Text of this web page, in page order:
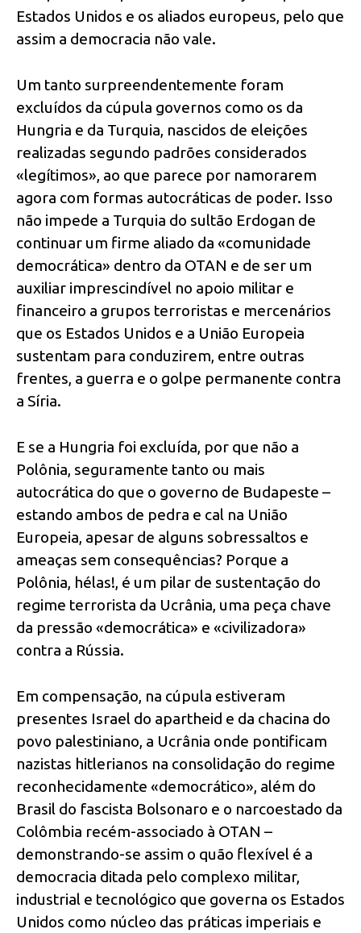
Estados Unidos e os aliados europeus, pelo que
assim a democracia não vale.
Um tanto surpreendentemente foram
excluídos da cúpula governos como os da
Hungria e da Turquia, nascidos de eleições
realizadas segundo padrões considerados
«legítimos», ao que parece por namorarem
agora com formas autocráticas de poder. Isso
não impede a Turquia do sultão Erdogan de
continuar um firme aliado da «comunidade
democrática» dentro da OTAN e de ser um
auxiliar imprescindível no apoio militar e
financeiro a grupos terroristas e mercenários
que os Estados Unidos e a União Europeia
sustentam para conduzirem, entre outras
frentes, a guerra e o golpe permanente contra
a Síria.
E se a Hungria foi excluída, por que não a
Polônia, seguramente tanto ou mais
autocrática do que o governo de Budapeste –
estando ambos de pedra e cal na União
Europeia, apesar de alguns sobressaltos e
ameaças sem consequências? Porque a
Polônia, hélas!, é um pilar de sustentação do
regime terrorista da Ucrânia, uma peça chave
da pressão «democrática» e «civilizadora»
contra a Rússia.
Em compensação, na cúpula estiveram
presentes Israel do apartheid e da chacina do
povo palestiniano, a Ucrânia onde pontificam
nazistas hitlerianos na consolidação do regime
reconhecidamente «democrático», além do
Brasil do fascista Bolsonaro e o narcoestado da
Colômbia recém-associado à OTAN –
demonstrando-se assim o quão flexível é a
democracia ditada pelo complexo militar,
industrial e tecnológico que governa os Estados
Unidos como núcleo das práticas imperiais e